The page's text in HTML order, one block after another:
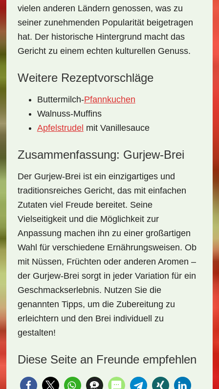
vielen anderen Ländern genossen, was zu
seiner zunehmenden Popularität beigetragen
hat. Der historische Hintergrund macht das
Gericht zu einem echten kulturellen Genuss.
Weitere Rezeptvorschläge
Buttermilch-Pfannkuchen
Walnuss-Muffins
Apfelstrudel mit Vanillesauce
Zusammenfassung: Gurjew-Brei
Der Gurjew-Brei ist ein einzigartiges und
traditionsreiches Gericht, das mit einfachen
Zutaten viel Freude bereitet. Seine
Vielseitigkeit und die Möglichkeit zur
Anpassung machen ihn zu einer großartigen
Wahl für verschiedene Ernährungsweisen. Ob
mit Nüssen, Früchten oder anderen Aromen –
der Gurjew-Brei sorgt in jeder Variation für ein
Geschmackserlebnis. Nutzen Sie die
genannten Tipps, um die Zubereitung zu
erleichtern und den Brei individuell zu
gestalten!
Diese Seite an Freunde empfehlen